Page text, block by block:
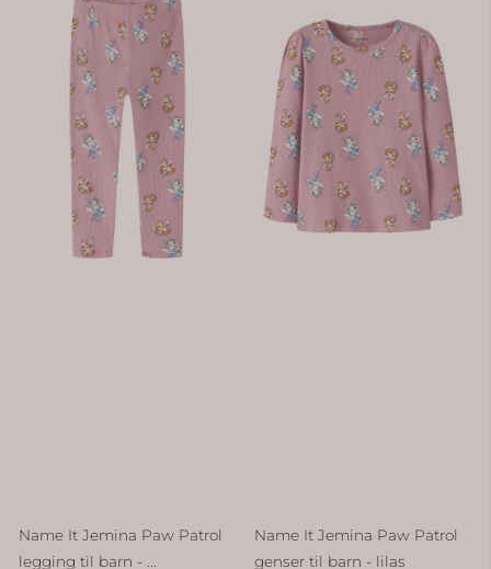
Name It Jemina Paw Patrol
legging til barn - ...
Name It Jemina Paw Patrol
genser til barn - lilas